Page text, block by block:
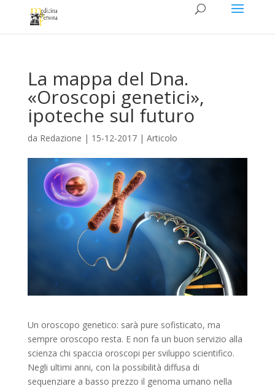
La mappa del Dna.
«Oroscopi genetici»,
ipoteche sul futuro
da Redazione | 15-12-2017| Articolo
Un oroscopo genetico: sarà pure sofisticato, ma
sempre oroscopo resta. E non fa un buon servizio alla
scienza chi spaccia oroscopi per sviluppo scientifico.
Negli ultimi anni, con la possibilità diffusa di
sequenziare a basso prezzo il genoma umano nella